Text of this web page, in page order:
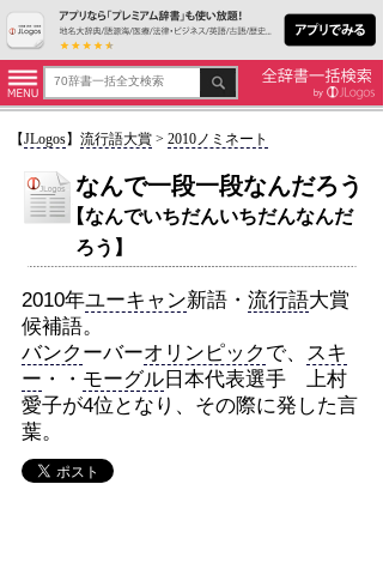
【JLogos】 流行語大賞> 2010ノミネート
なんで一段一段なんだろう
【なんでいちだんいちだんなんだ
ろう】
2010年ユーキャン新語・ 流行語大賞
候補語。
バンク ーバーオリンピック で、 スキ
ー ・・ モーグル日本代表選手 上村
愛子が4位となり、その際に発した言
葉。